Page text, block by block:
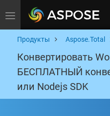
Toggle navigation
Продукты Aspose.Total
Конвертировать
БЕСПЛАТНЫЙ
или Nodejs SDK